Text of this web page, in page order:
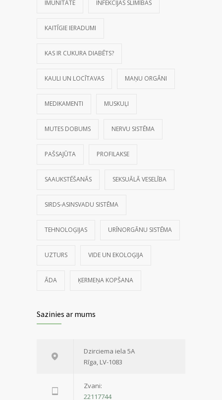
IMUNITĀTE INFEKCIJAS SLIMĪBAS
KAITĪGIE IERADUMI
KAS IR CUKURA DIABĒTS?
KAULI UN LOCĪTAVAS MAŅU ORGĀNI
MEDIKAMENTI MUSKUĻI
MUTES DOBUMS NERVU SISTĒMA
PAŠSAJŪTA PROFILAKSE
SAAUKSTĒŠANĀS SEKSUĀLĀ VESELĪBA
SIRDS-ASINSVADU SISTĒMA
TEHNOLOĢIJAS URĪNORGĀNU SISTĒMA
UZTURS VIDE UN EKOLOĢIJA
ĀDA ĶERMEŅA KOPŠANA
Sazinies ar mums
Dzirciema iela 5A
Rīga, LV-1083
Zvani:
22117744